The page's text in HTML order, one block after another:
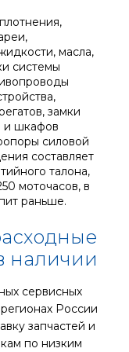
масла,
системы
замки
и шкафов
силовой
составляет
талона,
моточасов, в
раньше.
наличии
сервисных
России
запчастей и
по низким